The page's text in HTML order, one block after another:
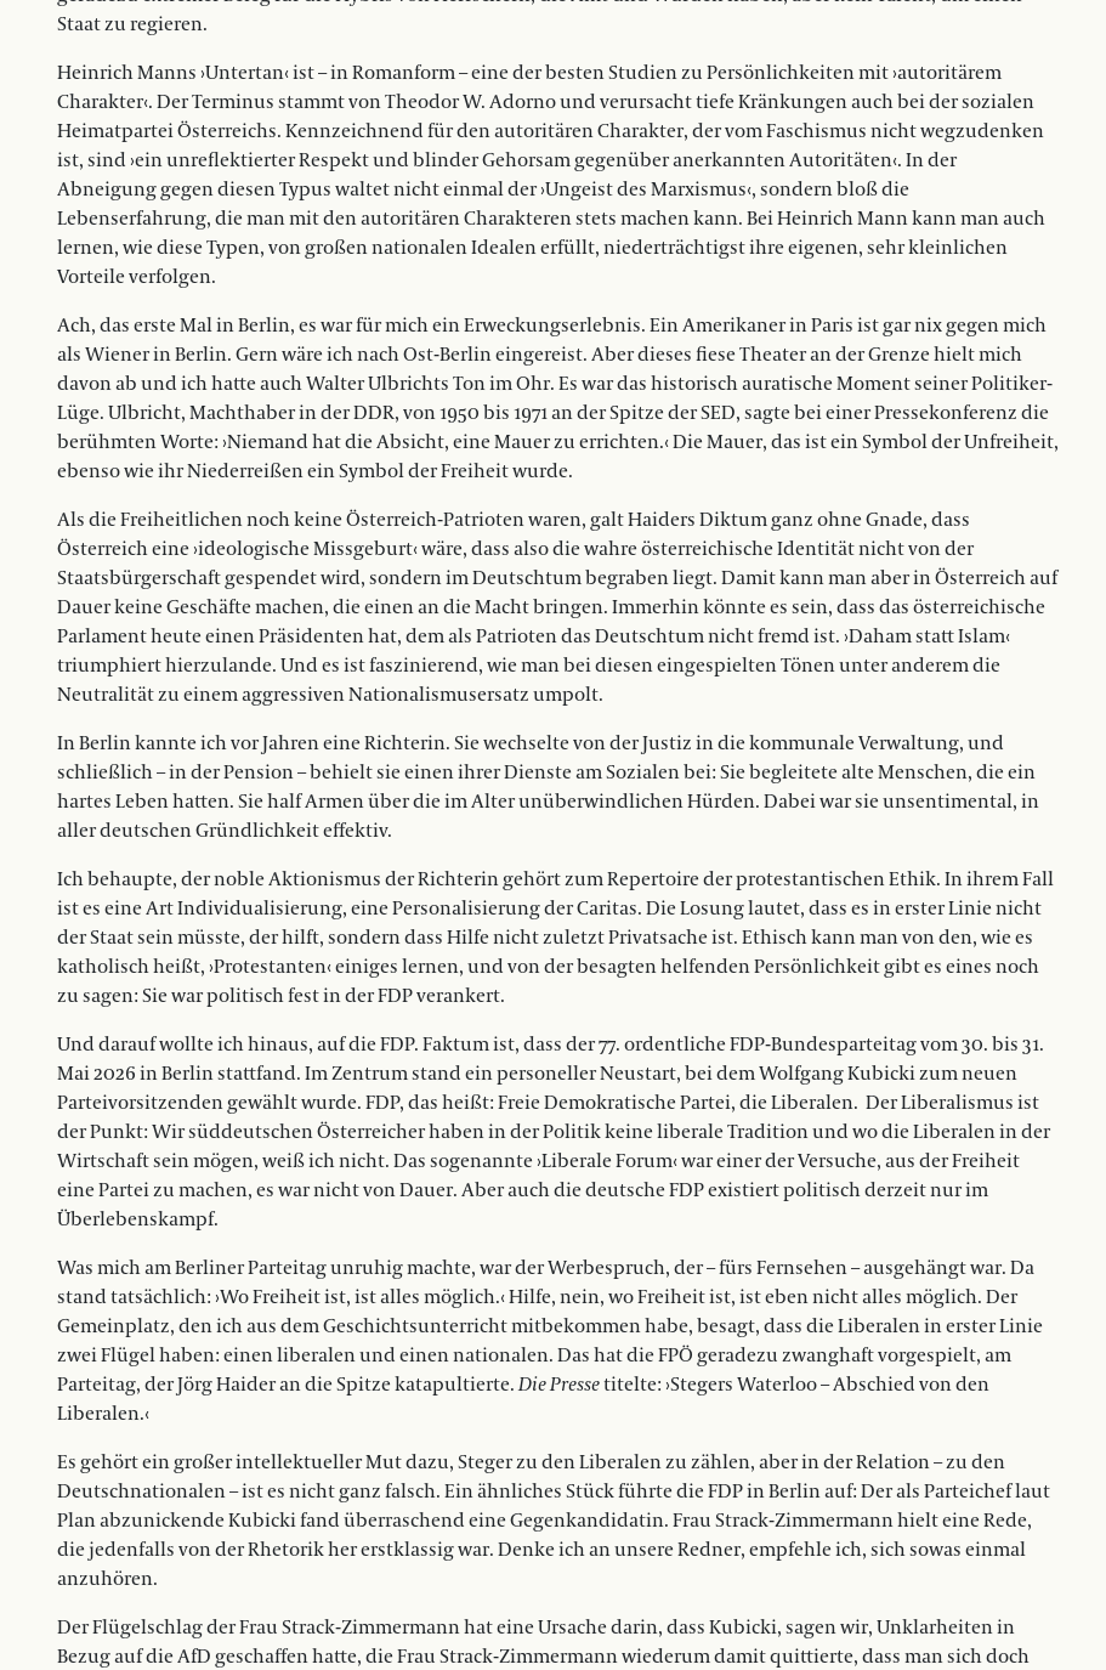
Staat zu regieren.
Heinrich Manns ›Untertan‹ ist – in Romanform – eine der besten Studien zu Persönlichkeiten mit ›autoritärem
Charakter‹. Der Terminus stammt von Theodor W. Adorno und verursacht tiefe Kränkungen auch bei der sozialen
Heimatpartei Österreichs. Kennzeichnend für den autoritären Charakter, der vom Faschismus nicht wegzudenken
ist, sind ›ein unreflektierter Respekt und blinder Gehorsam gegenüber anerkannten Autoritäten‹. In der
Abneigung gegen diesen Typus waltet nicht einmal der ›Ungeist des Marxismus‹, sondern bloß die
Lebenserfahrung, die man mit den autoritären Charakteren stets machen kann. Bei Heinrich Mann kann man auch
lernen, wie diese Typen, von großen nationalen Idealen erfüllt, niederträchtigst ihre eigenen, sehr kleinlichen
Vorteile verfolgen.
Ach, das erste Mal in Berlin, es war für mich ein Erweckungserlebnis. Ein Amerikaner in Paris ist gar nix gegen mich
als Wiener in Berlin. Gern wäre ich nach Ost-Berlin eingereist. Aber dieses fiese Theater an der Grenze hielt mich
davon ab und ich hatte auch Walter ­Ulbrichts Ton im Ohr. Es war das historisch auratische Moment seiner Politiker-
Lüge. Ulbricht, Machthaber in der DDR, von 1950 bis 1971 an der Spitze der SED, sagte bei einer Pressekonferenz die
berühmten Worte: ›Niemand hat die Absicht, eine Mauer zu errichten.‹ Die Mauer, das ist ein Symbol der Unfreiheit,
ebenso wie ihr Niederreißen ein Symbol der Freiheit wurde.
Als die Freiheitlichen noch keine Österreich-Patrioten waren, galt Haiders Diktum ganz ohne Gnade, dass
Österreich eine ›ideologische Missgeburt‹ wäre, dass also die wahre österreichische Identität nicht von der
Staatsbürgerschaft gespendet wird, sondern im Deutschtum begraben liegt. Damit kann man aber in Österreich auf
Dauer keine Geschäfte machen, die einen an die Macht bringen. Immerhin könnte es sein, dass das österreichische
Parlament heute einen Präsidenten hat, dem als Patrioten das Deutschtum nicht fremd ist. ›Daham statt Islam‹
triumphiert hierzulande. Und es ist faszinierend, wie man bei diesen eingespielten Tönen unter anderem die
Neutralität zu einem aggressiven Nationalismusersatz umpolt.
In Berlin kannte ich vor Jahren eine Richterin. Sie wechselte von der Justiz in die kommunale Verwaltung, und
schließlich – in der Pension – behielt sie einen ihrer Dienste am Sozialen bei: Sie begleitete alte Menschen, die ein
hartes Leben hatten. Sie half Armen über die im Alter unüberwindlichen Hürden. Dabei war sie unsentimental, in
aller deutschen Gründlichkeit effektiv.
Ich behaupte, der noble Aktionismus der Richterin gehört zum Repertoire der protestantischen Ethik. In ihrem Fall
ist es eine Art Individualisierung, eine Personalisierung der Caritas. Die Losung lautet, dass es in erster Linie nicht
der Staat sein müsste, der hilft, sondern dass Hilfe nicht zuletzt Privatsache ist. Ethisch kann man von den, wie es
katholisch heißt, ›Protestanten‹ einiges lernen, und von der besagten helfenden Persönlichkeit gibt es eines noch
zu sagen: Sie war politisch fest in der FDP verankert.
Und darauf wollte ich hinaus, auf die FDP. Faktum ist, dass der 77. ordentliche FDP-Bundesparteitag vom 30. bis 31.
Mai 2026 in Berlin stattfand. Im Zentrum stand ein personeller Neustart, bei dem Wolfgang Kubicki zum neuen
Parteivorsitzenden gewählt wurde. FDP, das heißt: Freie Demokratische Partei, die Liberalen. Der Liberalismus ist
der Punkt: Wir süddeutschen Österreicher haben in der Politik keine liberale Tradition und wo die Liberalen in der
Wirtschaft sein mögen, weiß ich nicht. Das sogenannte ›Liberale Forum‹ war einer der Versuche, aus der Freiheit
eine Partei zu machen, es war nicht von Dauer. Aber auch die deutsche FDP existiert politisch derzeit nur im
Überlebenskampf.
Was mich am Berliner Parteitag unruhig machte, war der Werbespruch, der – fürs Fernsehen – ausgehängt war. Da
stand tatsächlich: ›Wo Freiheit ist, ist alles möglich.‹ Hilfe, nein, wo Freiheit ist, ist eben nicht alles möglich. Der
Gemeinplatz, den ich aus dem Geschichtsunterricht mitbekommen habe, besagt, dass die Liberalen in erster Linie
zwei Flügel haben: einen liberalen und einen nationalen. Das hat die FPÖ geradezu zwanghaft vorgespielt, am
Parteitag, der Jörg Haider an die Spitze katapultierte.Die Pressetitelte: ›Stegers Waterloo – Abschied von den
Liberalen.‹
Es gehört ein großer intellektueller Mut dazu, Steger zu den Liberalen zu zählen, aber in der Relation – zu den
Deutschnationalen – ist es nicht ganz falsch. Ein ähnliches Stück führte die FDP in Berlin auf: Der als Parteichef laut
Plan abzunickende Kubicki fand überraschend eine Gegenkandidatin. Frau Strack-Zimmermann hielt eine Rede,
die jedenfalls von der Rhetorik her erstklassig war. Denke ich an unsere Redner, empfehle ich, sich sowas einmal
anzuhören.
Der Flügelschlag der Frau Strack-Zimmermann hat eine Ursache darin, dass Kubicki, sagen wir, Unklarheiten in
Bezug auf die AfD geschaffen hatte, die Frau Strack-Zimmermann wiederum damit quittierte, dass man sich doch